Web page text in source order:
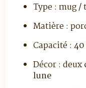
Type : mug /
Matière :
Capacité :
Décor : deux
lune